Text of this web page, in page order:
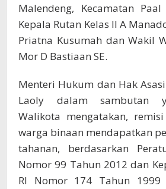
Malendeng, Kecamatan
Kepala Rutan Kelas II A
Priatna Kusumah dan Wakil
Mor D Bastiaan SE.
Menteri Hukum dan Hak
Laoly dalam sambutan
Walikota mengatakan,
warga binaan mendapatkan
tahanan, berdasarkan
Nomor 99 Tahun 2012 dan
RI Nomor 174 Tahun 1999